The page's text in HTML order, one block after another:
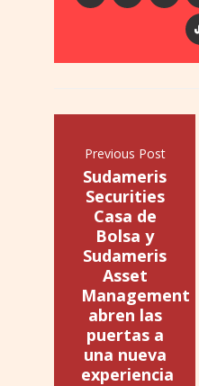
Previous Post
Sudameris
Securities
Casa de
Bolsa y
Sudameris
Asset
Management
abren las
puertas a
una nueva
experiencia